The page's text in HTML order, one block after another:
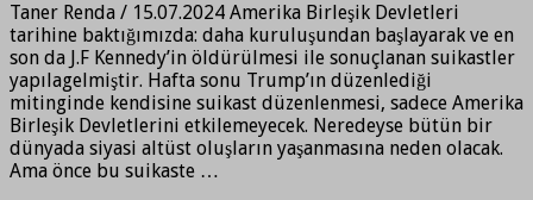
Taner Renda / 15.07.2024 Amerika Birleşik Devletleri
tarihine baktığımızda: daha kuruluşundan başlayarak ve en
son da J.F Kennedy’in öldürülmesi ile sonuçlanan suikastler
yapılagelmiştir. Hafta sonu Trump’ın düzenlediği
mitinginde kendisine suikast düzenlenmesi, sadece Amerika
Birleşik Devletlerini etkilemeyecek. Neredeyse bütün bir
dünyada siyasi altüst oluşların yaşanmasına neden olacak.
Ama önce bu suikaste …